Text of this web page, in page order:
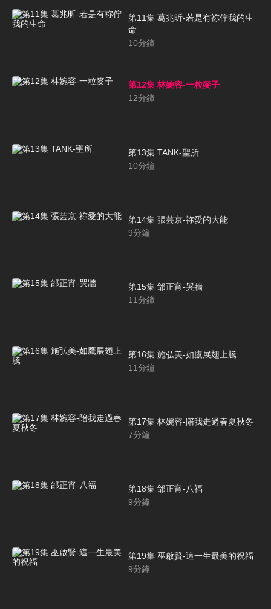
第11集 葛兆昕-若是有祢佇我的生
命
10分鐘
第12集 林婉容-一粒麥子
12分鐘
第13集 TANK-聖所
10分鐘
第14集 張芸京-祢愛的大能
9分鐘
第15集 邰正宵-哭牆
11分鐘
第16集 施弘美-如鷹展翅上騰
11分鐘
第17集 林婉容-陪我走過春夏秋冬
7分鐘
第18集 邰正宵-八福
9分鐘
第19集 巫啟賢-這一生最美的祝福
9分鐘